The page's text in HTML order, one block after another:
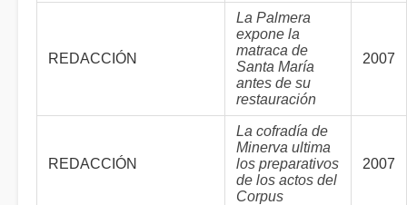
REDACCIÓN
La Palmera
expone la
matraca de
Santa María
antes de su
restauración
2007
REDACCIÓN
La cofradía de
Minerva ultima
los preparativos
de los actos del
Corpus
2007